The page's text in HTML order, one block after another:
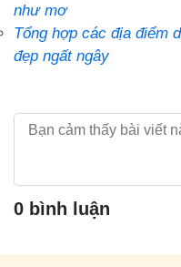
như mơ
Tổng hợp các địa điểm
đẹp ngất ngây
0 bình luận